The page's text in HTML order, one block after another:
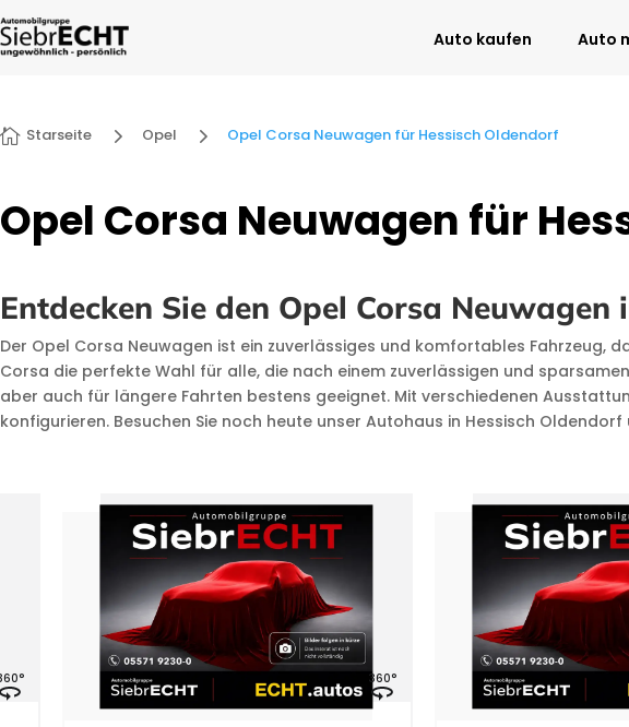
Auto kaufen Auto
 Starseite 5 Opel 5 Opel Corsa Neuwagen für Hessisch Oldendorf
Opel Corsa Neuwagen für
Entdecken Sie den Opel Corsa
Der Opel Corsa Neuwagen ist ein zuverlässiges und komfortables Fahrzeug,
Corsa die perfekte Wahl für alle, die nach einem zuverlässigen und
aber auch für längere Fahrten bestens geeignet. Mit verschiedenen
konfigurieren. Besuchen Sie noch heute unser Autohaus in Hessisch